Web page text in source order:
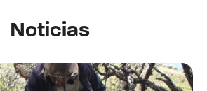
Noticias